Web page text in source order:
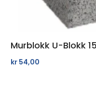
Murblokk U-Blokk
kr 54,00